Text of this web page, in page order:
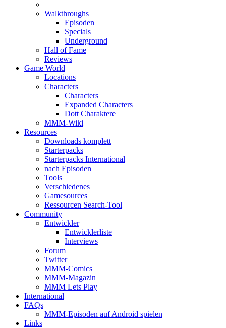
Walkthroughs
Episoden
Specials
Underground
Hall of Fame
Reviews
Game World
Locations
Characters
Characters
Expanded Characters
Dott Charaktere
MMM-Wiki
Resources
Downloads komplett
Starterpacks
Starterpacks International
nach Episoden
Tools
Verschiedenes
Gamesources
Ressourcen Search-Tool
Community
Entwickler
Entwicklerliste
Interviews
Forum
Twitter
MMM-Comics
MMM-Magazin
MMM Lets Play
International
FAQs
MMM-Episoden auf Android spielen
Links